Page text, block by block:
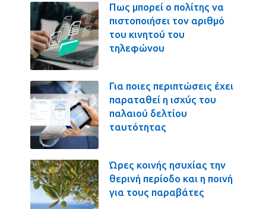
Πως μπορεί ο πολίτης να
πιστοποιήσει τον αριθμό
του κινητού του
τηλεφώνου
Για ποιες περιπτώσεις έχει
παραταθεί η ισχύς του
παλαιού δελτίου
ταυτότητας
Ώρες κοινής ησυχίας την
θερινή περίοδο και η ποινή
για τους παραβάτες